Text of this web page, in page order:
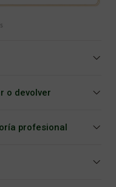
o devolver
profesional